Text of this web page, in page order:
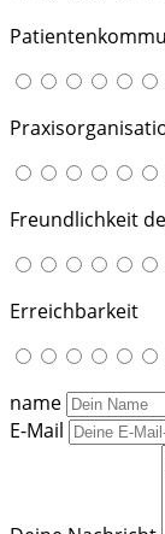
Freundlichkeit
Erreichbarkeit
name
E-Mail